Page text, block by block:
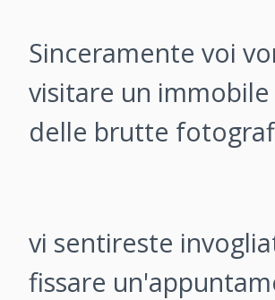
Sinceramente voi
visitare un immobile
delle brutte
vi sentireste
fissare